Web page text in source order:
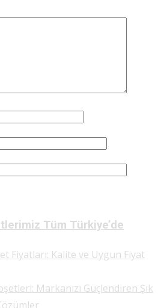
Tüm Türkiye’de
Fiyatları: Kalite ve Uygun Fiyat
Markanızı Güçlendiren Şık